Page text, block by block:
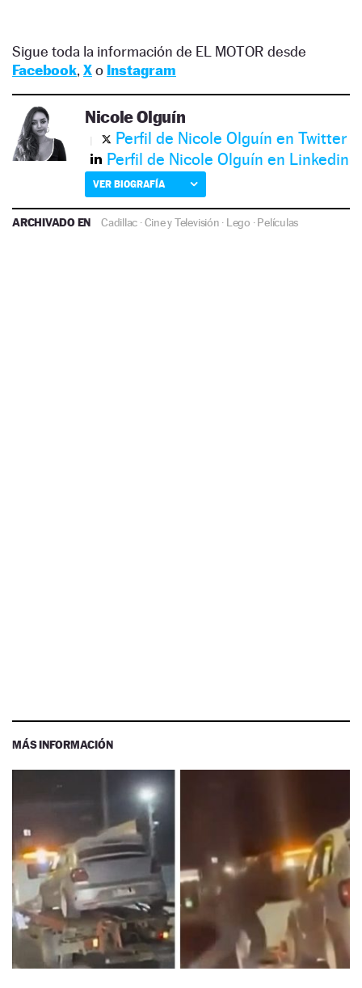
Sigue toda la información de EL MOTOR desde
Facebook, Xo Instagram
Nicole Olguín
Perfil de Nicole Olguín en Twitter
Perfil de Nicole Olguín en Linkedin
VER BIOGRAFÍA
ARCHIVADO EN Cadillac ·Cine y Televisión · Lego ·Películas
MÁS INFORMACIÓN